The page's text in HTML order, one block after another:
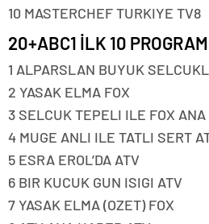
10 MASTERCHEF TURKIYE TV8
20+ABC1 İLK 10 PROGRAM
1 ALPARSLAN BUYUK
2 YASAK ELMA FOX
3 SELCUK TEPELI ILE FOX ANA
4 MUGE ANLI ILE TATLI SERT
5 ESRA EROL’DA ATV
6 BIR KUCUK GUN ISIGI ATV
7 YASAK ELMA (OZET) FOX